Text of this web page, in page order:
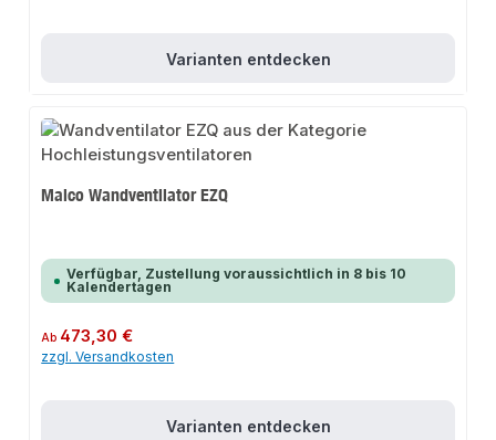
Varianten entdecken
Maico Wandventilator EZQ
Verfügbar, Zustellung voraussichtlich in 8 bis 10
Kalendertagen
Regulärer Preis:
Ab 473,30 €
zzgl. Versandkosten
Varianten entdecken